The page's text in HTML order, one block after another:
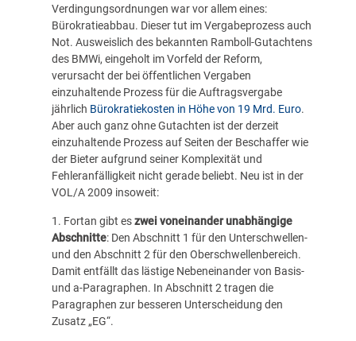
Verdingungsordnungen war vor allem eines:
Bürokratieabbau. Dieser tut im Vergabeprozess auch
Not. Ausweislich des bekannten Ramboll-Gutachtens
des BMWi, eingeholt im Vorfeld der Reform,
verursacht der bei öffentlichen Vergaben
einzuhaltende Prozess für die Auftragsvergabe
jährlich Bürokratiekosten in Höhe von 19 Mrd. Euro.
Aber auch ganz ohne Gutachten ist der derzeit
einzuhaltende Prozess auf Seiten der Beschaffer wie
der Bieter aufgrund seiner Komplexität und
Fehleranfälligkeit nicht gerade beliebt. Neu ist in der
VOL/A 2009 insoweit:
1. Fortan gibt eszwei voneinander unabhängige
Abschnitte: Den Abschnitt 1 für den Unterschwellen-
und den Abschnitt 2 für den Oberschwellenbereich.
Damit entfällt das lästige Nebeneinander von Basis-
und a-Paragraphen. In Abschnitt 2 tragen die
Paragraphen zur besseren Unterscheidung den
Zusatz „EG“.